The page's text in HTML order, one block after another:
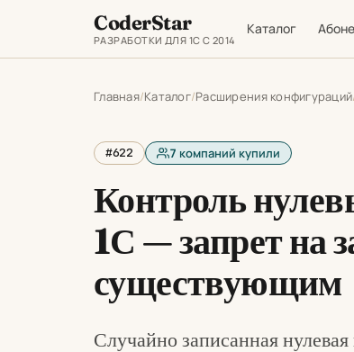
CoderStar
РАЗРАБОТКИ ДЛЯ 1С С 2014
Каталог
Главная Каталог Расширения конфигураций
#622 7 компаний купили
Контроль
1С — запрет на
существующим
Случайно записанная